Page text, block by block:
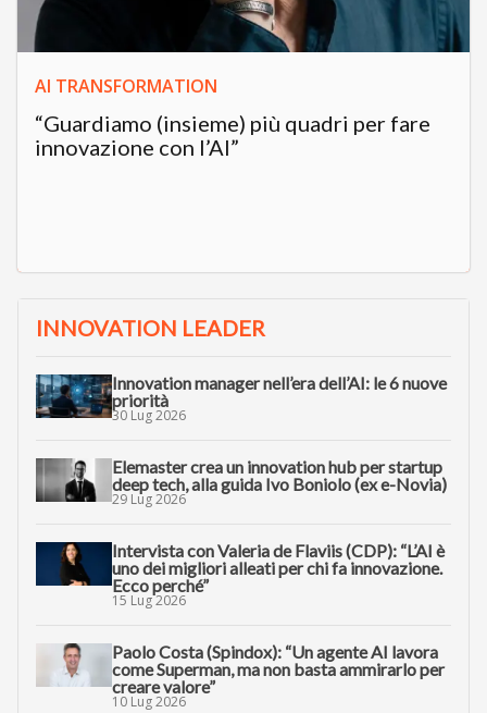
AI TRANSFORMATION
“Guardiamo (insieme) più quadri per fare
innovazione con l’AI”
INNOVATION LEADER
Innovation manager nell’era dell’AI: le 6 nuove
priorità
30 Lug 2026
Elemaster crea un innovation hub per startup
deep tech, alla guida Ivo Boniolo (ex e-Novia)
29 Lug 2026
Intervista con Valeria de Flaviis (CDP): “L’AI è
uno dei migliori alleati per chi fa innovazione.
Ecco perché”
15 Lug 2026
Paolo Costa (Spindox): “Un agente AI lavora
come Superman, ma non basta ammirarlo per
creare valore”
10 Lug 2026